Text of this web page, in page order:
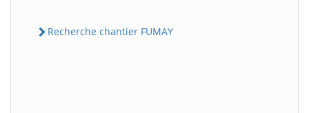
Recherche chantier FUMAY